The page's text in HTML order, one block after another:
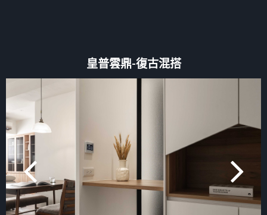
皇普雲鼎-復古混搭